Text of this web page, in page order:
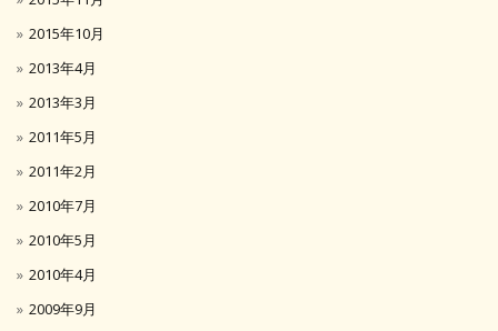
2015年10月
2013年4月
2013年3月
2011年5月
2011年2月
2010年7月
2010年5月
2010年4月
2009年9月